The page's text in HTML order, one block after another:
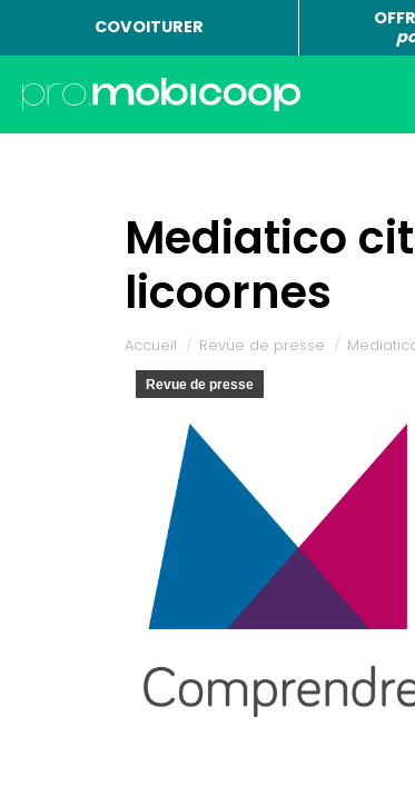
COVOITURER
Mediatico
licoornes
Vous êtes ici :
Accueil Revue de presse
Revue de presse